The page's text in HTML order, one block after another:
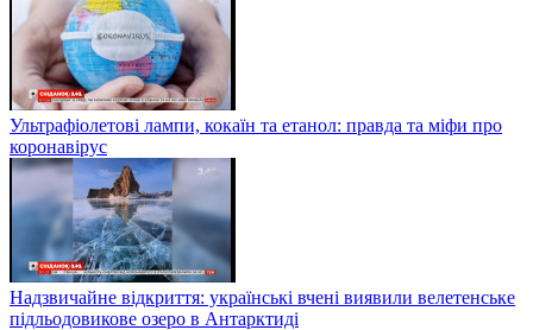
Ультрафіолетові лампи, кокаїн та етанол: правда та міфи про
коронавірус
Надзвичайне відкриття: українські вчені виявили велетенське
підльодовикове озеро в Антарктиді